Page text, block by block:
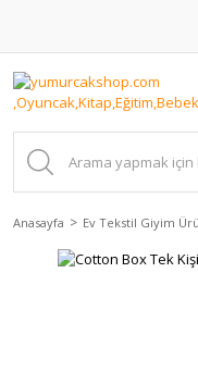
Anasayfa Ev Tekstil Giyim